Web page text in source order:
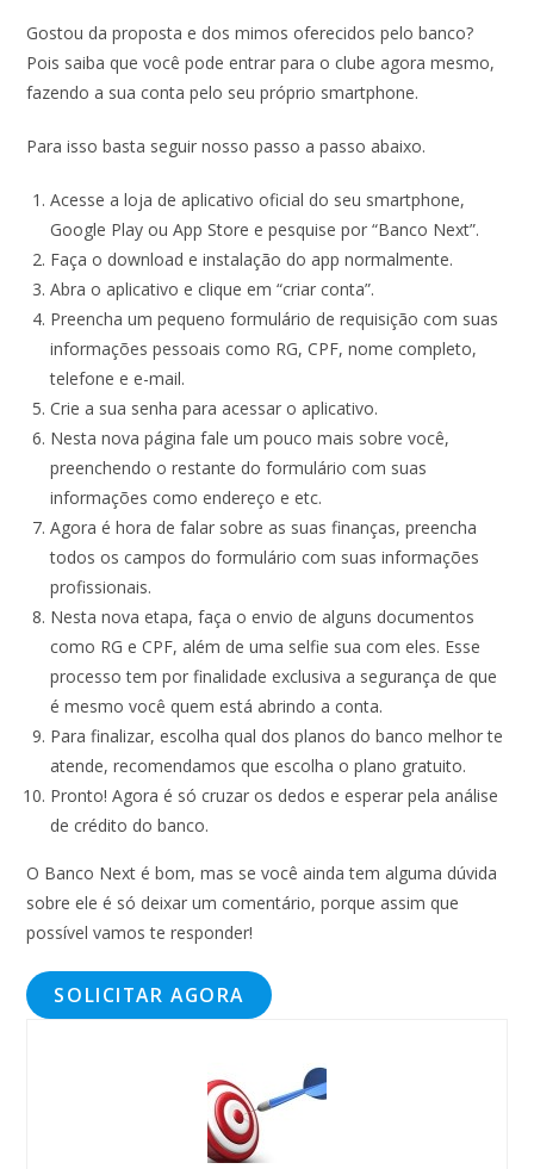
Gostou da proposta e dos mimos oferecidos pelo banco?
Pois saiba que você pode entrar para o clube agora mesmo,
fazendo a sua conta pelo seu próprio smartphone.
Para isso basta seguir nosso passo a passo abaixo.
Acesse a loja de aplicativo oficial do seu smartphone,
Google Play ou App Store e pesquise por “Banco Next”.
Faça o download e instalação do app normalmente.
Abra o aplicativo e clique em “criar conta”.
Preencha um pequeno formulário de requisição com suas
informações pessoais como RG, CPF, nome completo,
telefone e e-mail.
Crie a sua senha para acessar o aplicativo.
Nesta nova página fale um pouco mais sobre você,
preenchendo o restante do formulário com suas
informações como endereço e etc.
Agora é hora de falar sobre as suas finanças, preencha
todos os campos do formulário com suas informações
profissionais.
Nesta nova etapa, faça o envio de alguns documentos
como RG e CPF, além de uma selfie sua com eles. Esse
processo tem por finalidade exclusiva a segurança de que
é mesmo você quem está abrindo a conta.
Para finalizar, escolha qual dos planos do banco melhor te
atende, recomendamos que escolha o plano gratuito.
Pronto! Agora é só cruzar os dedos e esperar pela análise
de crédito do banco.
O Banco Next é bom, mas se você ainda tem alguma dúvida
sobre ele é só deixar um comentário, porque assim que
possível vamos te responder!
SOLICITAR AGORA